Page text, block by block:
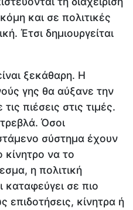
και σε πολιτικές
Έτσι δημιουργείται
ξεκάθαρη. Η
γης θα αύξανε την
πιέσεις στις τιμές.
Όσοι
σύστημα έχουν
κίνητρο να το
η πολιτική
καταφεύγει σε πιο
επιδοτήσεις, κίνητρα ή